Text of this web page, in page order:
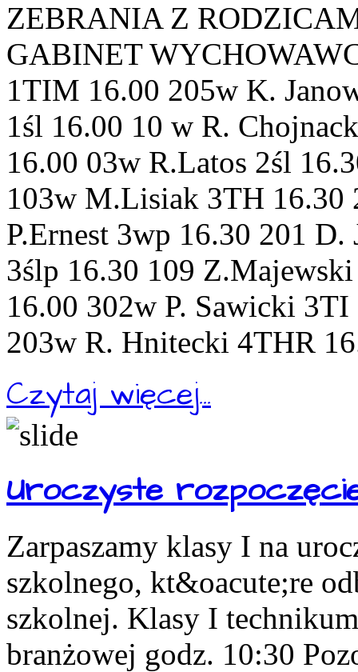
ZEBRANIA Z
GABINET
1TIM 16.00 205w K.
1śl 16.00 10 w R.
16.00 03w R.Latos 2śl
103w M.Lisiak 3TH 16.30
P.Ernest 3wp 16.30 201
3ślp 16.30 109
16.00 302w P. Sawicki
203w R. Hnitecki 4THR
Czytaj więcej...
Uroczyste
Zarpaszamy klasy I na
szkolnego, kt&oacute;re
szkolnej. Klasy I
branżowej godz. 10:30